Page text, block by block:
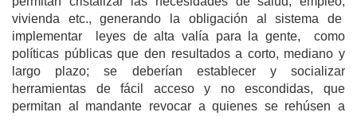
vivienda etc., generando la obligación al sistema de
implementar leyes de alta valía para la gente, como
políticas públicas que den resultados a corto, mediano y
largo plazo; se deberían establecer y socializar
herramientas de fácil acceso y no escondidas, que
permitan al mandante revocar a quienes se rehúsen a